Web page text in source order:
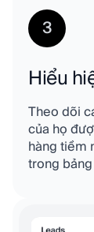
3
Hiểu
Theo dõi
của họ
hàng tiềm
trong